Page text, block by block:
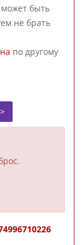
может быть
не брать
по другому